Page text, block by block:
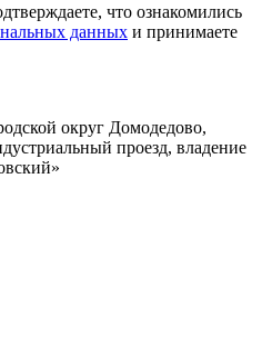
что ознакомились
данных и принимаете
округ Домодедово,
проезд, владение